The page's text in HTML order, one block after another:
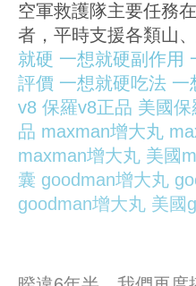
空軍救護隊主要任務
者，平時支援各類山
就硬 一想就硬副作用
評價 一想就硬吃法 一
v8 保羅v8正品 美國保
品 maxman增大丸
maxman增大丸 美國
囊 goodman增大丸
goodman增大丸 美國